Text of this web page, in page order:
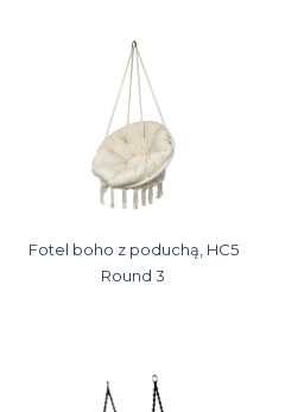
Fotel boho z poduchą, HC5
Round 3